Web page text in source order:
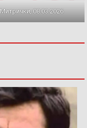
08.03.2026